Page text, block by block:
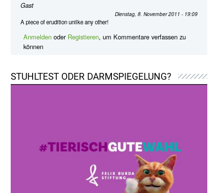
Gast
Dienstag, 8. November 2011 - 19:09
A piece of erudition unilke any other!
Anmelden oder Registieren, um Kommentare verfassen zu
können
STUHLTEST ODER DARMSPIEGELUNG?